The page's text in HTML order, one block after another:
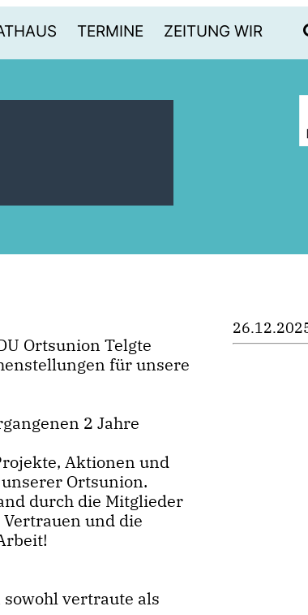
TERMINE ZEITUNG WIR
Ortsunion Telgte
für unsere
2 Jahre
Aktionen und
Ortsunion.
durch die Mitglieder
und die
vertraute als